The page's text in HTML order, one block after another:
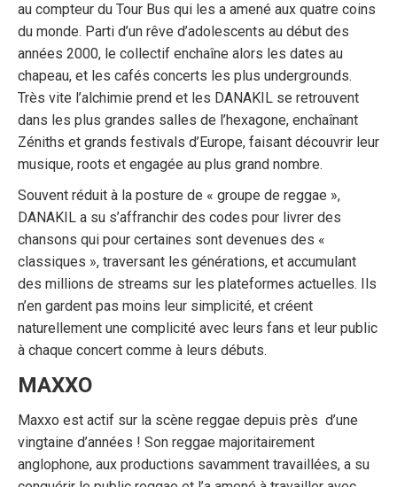
au compteur du Tour Bus qui les a amené aux quatre coins
du monde. Parti d’un rêve d’adolescents au début des
années 2000, le collectif enchaîne alors les dates au
chapeau, et les cafés concerts les plus undergrounds.
Très vite l’alchimie prend et les DANAKIL se retrouvent
dans les plus grandes salles de l’hexagone, enchaînant
Zéniths et grands festivals d’Europe, faisant découvrir leur
musique, roots et engagée au plus grand nombre.
Souvent réduit à la posture de « groupe de reggae »,
DANAKIL a su s’affranchir des codes pour livrer des
chansons qui pour certaines sont devenues des «
classiques », traversant les générations, et accumulant
des millions de streams sur les plateformes actuelles. Ils
n’en gardent pas moins leur simplicité, et créent
naturellement une complicité avec leurs fans et leur public
à chaque concert comme à leurs débuts.
MAXXO
Maxxo est actif sur la scène reggae depuis près d’une
vingtaine d’années ! Son reggae majoritairement
anglophone, aux productions savamment travaillées, a su